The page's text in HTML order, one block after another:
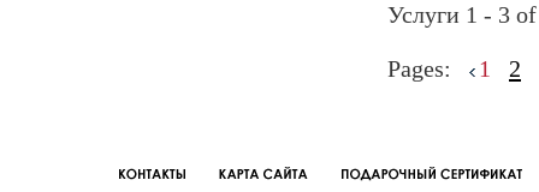
Услуги 1 - 3
Pages: 1 2